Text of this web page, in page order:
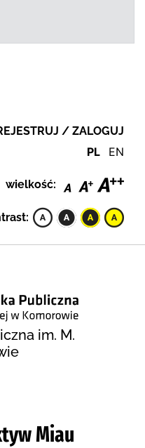
/ ZALOGUJ
PL EN
wielkość:
im. M.
Miau